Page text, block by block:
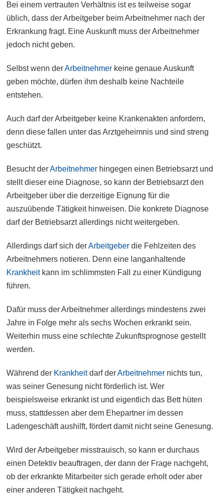
Bei einem vertrauten Verhältnis ist es teilweise sogar
üblich, dass der Arbeitgeber beim Arbeitnehmer nach der
Erkrankung fragt. Eine Auskunft muss der Arbeitnehmer
jedoch nicht geben.
Selbst wenn derArbeitnehmer keine genaue Auskunft
geben möchte, dürfen ihm deshalb keine Nachteile
entstehen.
Auch darf der Arbeitgeber keine Krankenakten anfordern,
denn diese fallen unter das Arztgeheimnis und sind streng
geschützt.
Besucht derArbeitnehmer hingegen einen Betriebsarzt und
stellt dieser eine Diagnose, so kann der Betriebsarzt den
Arbeitgeber über die derzeitige Eignung für die
auszuübende Tätigkeit hinweisen. Die konkrete Diagnose
darf der Betriebsarzt allerdings nicht weitergeben.
Allerdings darf sich derArbeitgeber die Fehlzeiten des
Arbeitnehmers notieren. Denn eine langanhaltende
Krankheitkann im schlimmsten Fall zu einer Kündigung
führen.
Dafür muss der Arbeitnehmer allerdings mindestens zwei
Jahre in Folge mehr als sechs Wochen erkrankt sein.
Weiterhin muss eine schlechte Zukunftsprognose gestellt
werden.
Während der Krankheitdarf derArbeitnehmer nichts tun,
was seiner Genesung nicht förderlich ist. Wer
beispielsweise erkrankt ist und eigentlich das Bett hüten
muss, stattdessen aber dem Ehepartner im dessen
Ladengeschäft aushilft, fördert damit nicht seine Genesung.
Wird der Arbeitgeber misstrauisch, so kann er durchaus
einen Detektiv beauftragen, der dann der Frage nachgeht,
ob der erkrankte Mitarbeiter sich gerade erholt oder aber
einer anderen Tätigkeit nachgeht.